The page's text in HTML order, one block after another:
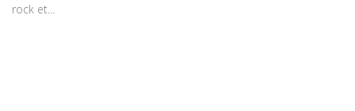
rock et...